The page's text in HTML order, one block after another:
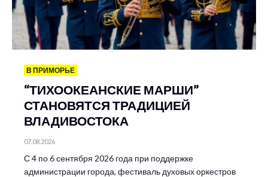
В ПРИМОРЬЕ
“ТИХООКЕАНСКИЕ МАРШИ”
СТАНОВЯТСЯ ТРАДИЦИЕЙ
ВЛАДИВОСТОКА
07.08.2026
С 4 по 6 сентября 2026 года при поддержке
администрации города, фестиваль духовых оркестров